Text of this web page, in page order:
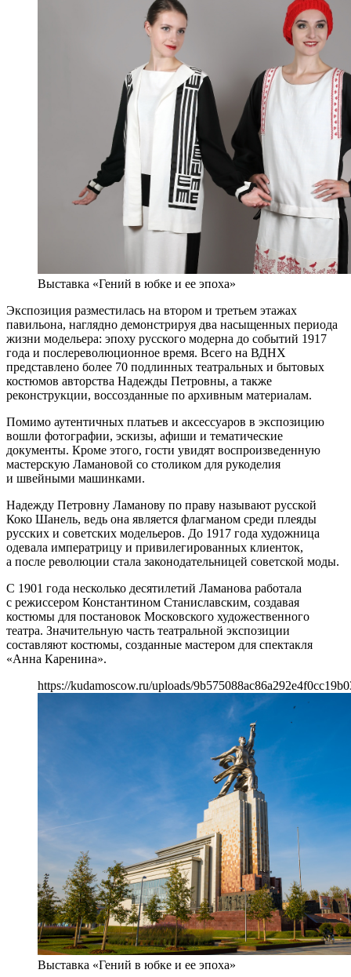
Выставка «Гений в юбке и ее эпоха»
Экспозиция разместилась на втором и третьем этажах
павильона, наглядно демонстрируя два насыщенных периода
жизни модельера: эпоху русского модерна до событий 1917
года и послереволюционное время. Всего на ВДНХ
представлено более 70 подлинных театральных и бытовых
костюмов авторства Надежды Петровны, а также
реконструкции, воссозданные по архивным материалам.
Помимо аутентичных платьев и аксессуаров в экспозицию
вошли фотографии, эскизы, афиши и тематические
документы. Кроме этого, гости увидят воспроизведенную
мастерскую Ламановой со столиком для рукоделия
и швейными машинками.
Надежду Петровну Ламанову по праву называют русской
Коко Шанель, ведь она является флагманом среди плеяды
русских и советских модельеров. До 1917 года художница
одевала императрицу и привилегированных клиенток,
а после революции стала законодательницей советской моды.
С 1901 года несколько десятилетий Ламанова работала
с режиссером Константином Станиславским, создавая
костюмы для постановок Московского художественного
театра. Значительную часть театральной экспозиции
составляют костюмы, созданные мастером для спектакля
«Анна Каренина».
https://kudamoscow.ru/uploads/
Выставка «Гений в юбке и ее эпоха»